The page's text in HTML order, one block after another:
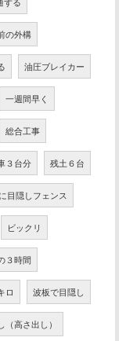
の外構
油圧ブレイカー
一週間早く
総合工事
３台分 残土６台
目隠しフェンス
ビックリ
３時間
ロ 波板で目隠し
（高さ出し）